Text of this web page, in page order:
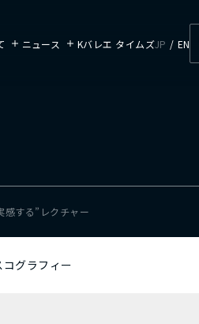
ニュース Kバレエ タイムズJP EN
感する”レクチャー
コグラフィー